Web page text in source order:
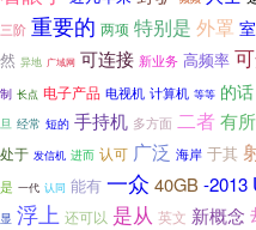
三阶 重要的 两项 特别是 外罩
然 异地 广域网 可连接 新业务 高频率
制 长点 电子产品 电视机 计算机 等等 的话
旦 经常 短的 手持机 多方面 二者有
处于 发信机 进而 认可 广泛 海岸 于其
是 一代 认同 能有 一众 40GB -2013
显 浮上 还可以 是从 英文 新概念